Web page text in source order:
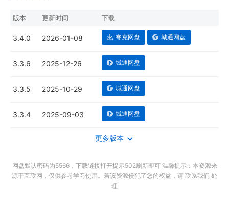
版本 更新时间 下载
3.4.0 2026-01-08 夸克网盘 城通网盘
3.3.6 2025-12-26 城通网盘
3.3.5 2025-10-29 城通网盘
3.3.4 2025-09-03 城通网盘
更多版本
网盘默认密码为5566，下载链接打开提示502刷新即可 温馨提示：本资源来
源于互联网，仅供参考学习使用。若该资源侵犯了您的权益，请 联系我们 处
理